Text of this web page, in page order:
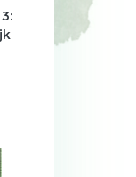
Hayykitap
20